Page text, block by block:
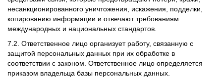
несанкционированного уничтожения, искажения, подделки,
копированию информации и отвечают требованиям
международных и национальных стандартов.
7.2. Ответственное лицо организует работу, связанную с
защитой персональных данных при их обработке в
соответствии с законом. Ответственное лицо определяется
приказом владельца базы персональных данных.